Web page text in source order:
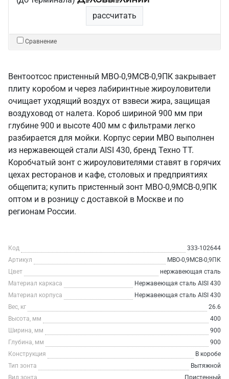
рассчитать
Сравнение
Вентоотсос пристенный МВО-0,9МСВ-0,9ПК закрывает
плиту коробом и через лабиринтные жироуловители
очищает уходящий воздух от взвеси жира, защищая
воздуховод от налета. Короб шириной 900 мм при
глубине 900 и высоте 400 мм с фильтрами легко
разбирается для мойки. Корпус серии МВО выполнен
из нержавеющей стали AISI 430, бренд Техно ТТ.
Коробчатый зонт с жироуловителями ставят в горячих
цехах ресторанов и кафе, столовых и предприятиях
общепита; купить пристенный зонт МВО-0,9МСВ-0,9ПК
оптом и в розницу с доставкой в Москве и по
регионам России.
Код
333-102644
Артикул
МВО-0,9МСВ-0,9ПК
Цвет
нержавеющая сталь
Материал каркаса
Нержавеющая сталь AISI 430
Материал корпуса
Нержавеющая сталь AISI 430
Вес, кг
26.6
Высота, мм
400
Ширина, мм
900
Глубина, мм
900
Конструкция
В коробе
Тип зонта
Вытяжной
Вид зонта
Пристенный